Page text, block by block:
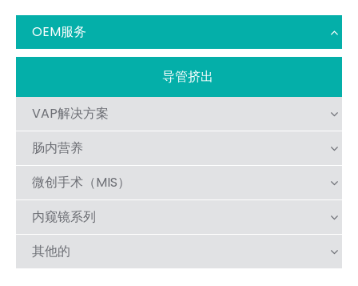
OEM服务
导管挤出
VAP解决方案
肠内营养
微创手术（MIS）
内窥镜系列
其他的